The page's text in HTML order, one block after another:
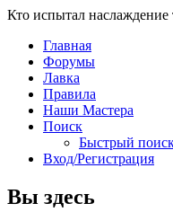
Кто испытал наслаждение
Главная
Форумы
Лавка
Правила
Наши Мастера
Поиск
Быстрый
Вход/Регистрация
Вы здесь